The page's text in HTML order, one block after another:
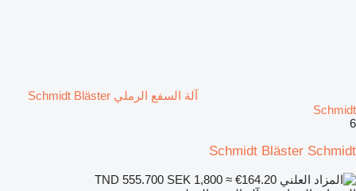
آلة السفع الرملي Schmidt Bläster
Schmidt
6
Schmidt Bläster Schmidt
SEK 1,800 ≈ €164.20